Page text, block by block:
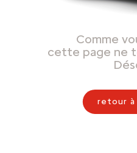
Comme
cette page ne
retour à